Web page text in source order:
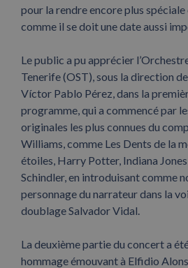
pour la rendre encore plus
comme il se doit une date aussi
Le public a pu apprécier
Tenerife (OST), sous la direction
Víctor Pablo Pérez, dans la
programme, qui a commencé par
originales les plus connues du
Williams, comme Les Dents de la
étoiles, Harry Potter, Indiana
Schindler, en introduisant comme
personnage du narrateur dans la
doublage Salvador Vidal.
La deuxième partie du concert a
hommage émouvant à Elfidio